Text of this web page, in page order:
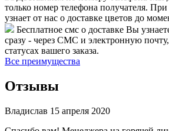
только номер телефона получателя.
узнает от нас о доставке цветов до
Бесплатное смс о доставке Вы
сразу - через СМС и электронную
статусах вашего заказа.
Все преимущества
Отзывы
Владислав 15 апреля 2020